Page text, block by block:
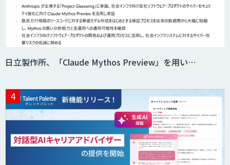
日立製作所、「Claude Mythos Preview」を用い…